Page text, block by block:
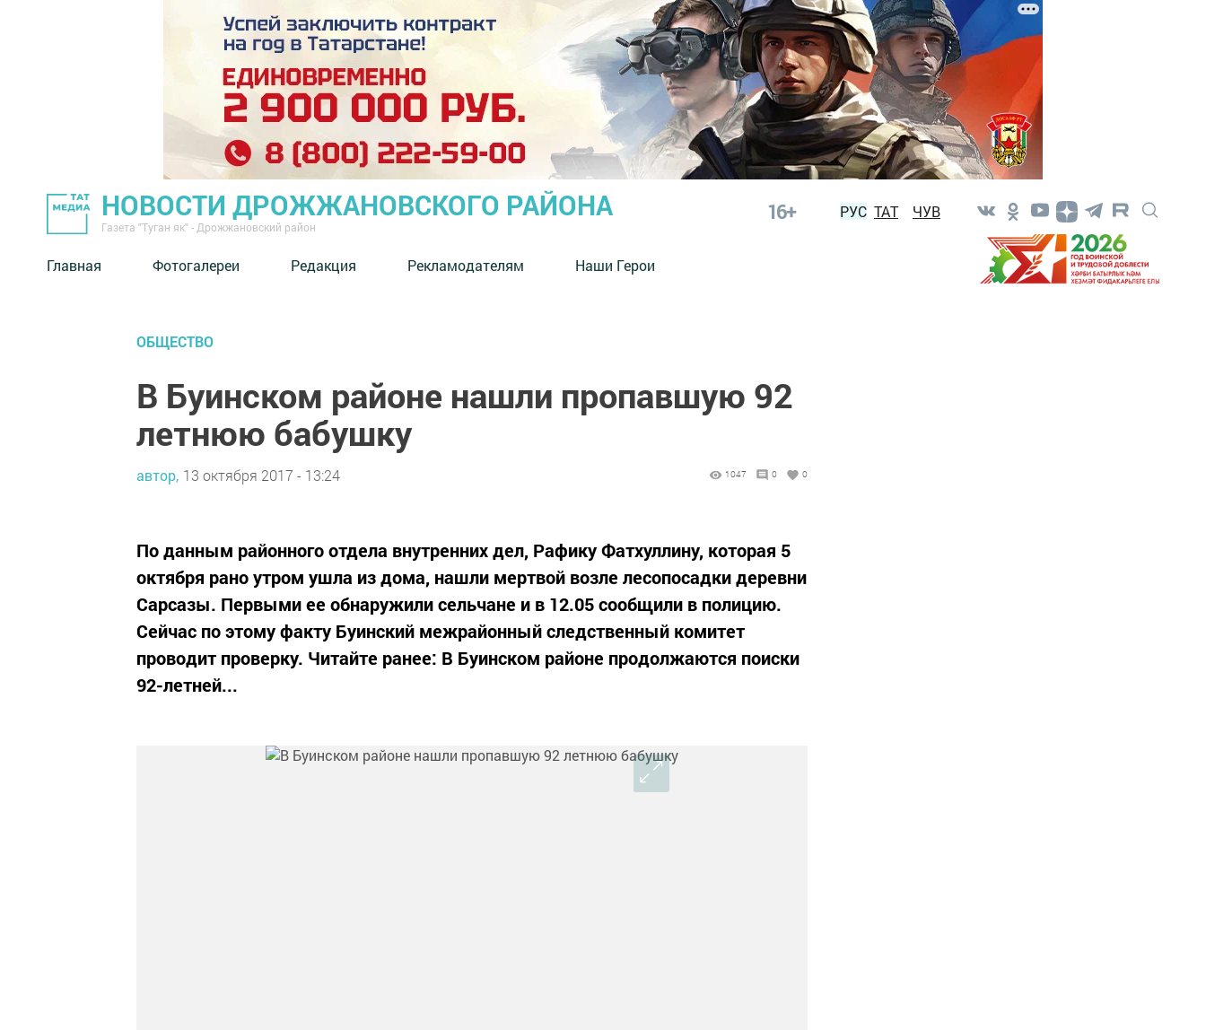
НОВОСТИ ДРОЖЖАНОВСКОГО РАЙОНА
Газета "Туган як" - Дрожжановский район
16+ РУС ТАТ ЧУВ
Главная Фотогалереи Редакция Рекламодателям Наши Герои
ОБЩЕСТВО
В Буинском районе нашли пропавшую 92
летнюю бабушку
автор, 13 октября 2017 - 13:24 1047 0 0
По данным районного отдела внутренних дел, Рафику Фатхуллину, которая 5
октября рано утром ушла из дома, нашли мертвой возле лесопосадки деревни
Сарсазы. Первыми ее обнаружили сельчане и в 12.05 сообщили в полицию.
Сейчас по этому факту Буинский межрайонный следственный комитет
проводит проверку. Читайте ранее: В Буинском районе продолжаются поиски
92-летней...